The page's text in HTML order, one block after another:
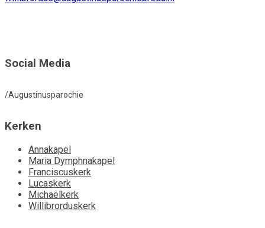
Social Media
/Augustinusparochie
Kerken
Annakapel
Maria Dymphnakapel
Franciscuskerk
Lucaskerk
Michaelkerk
Willibrorduskerk